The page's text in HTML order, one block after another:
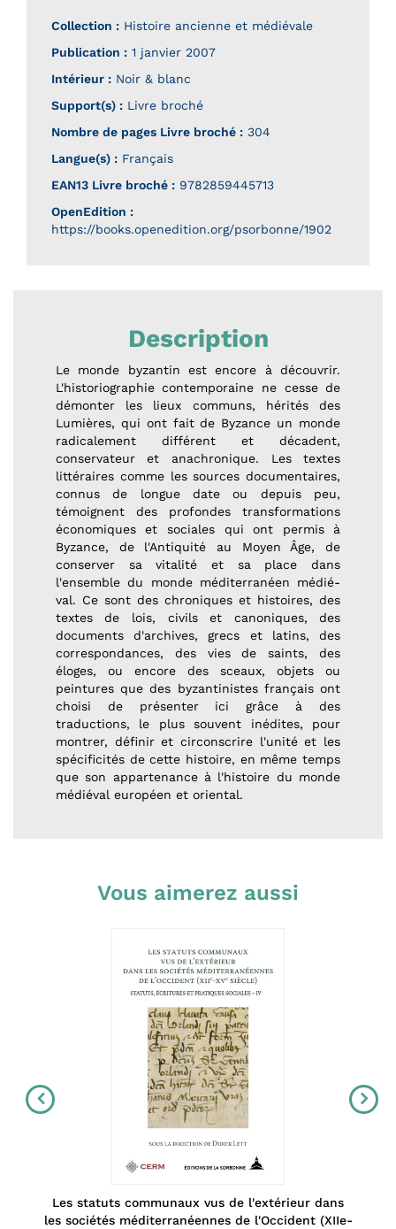
Collection : Histoire ancienne et médiévale
Publication : 1 janvier 2007
Intérieur : Noir & blanc
Support(s) : Livre broché
Nombre de pages Livre broché : 304
Langue(s) : Français
EAN13 Livre broché : 9782859445713
OpenEdition :
https://books.openedition.org/psorbonne/1902
Description
Le monde byzantin est encore à découvrir.
L'historiographie contemporaine ne cesse de
démonter les lieux communs, hérités des
Lumières, qui ont fait de Byzance un monde
radicalement différent et décadent,
conservateur et anachronique. Les textes
littéraires comme les sources documentaires,
connus de longue date ou depuis peu,
témoignent des profondes transformations
économiques et sociales qui ont permis à
Byzance, de l'Antiquité au Moyen Âge, de
conserver sa vitalité et sa place dans
l'ensemble du monde méditerranéen médié­
val. Ce sont des chroniques et histoires, des
textes de lois, civils et canoniques, des
documents d'archives, grecs et latins, des
correspondances, des vies de saints, des
éloges, ou encore des sceaux, objets ou
peintures que des byzantinistes français ont
choisi de présenter ici grâce à des
traductions, le plus souvent inédites, pour
montrer, définir et circonscrire l'unité et les
spécificités de cette histoire, en même temps
que son appartenance à l'histoire du monde
médiéval européen et oriental.
Vous aimerez aussi
Les statuts communaux vus de l'extérieur dans
les sociétés méditerranéennes de l'Occident (XIIe-